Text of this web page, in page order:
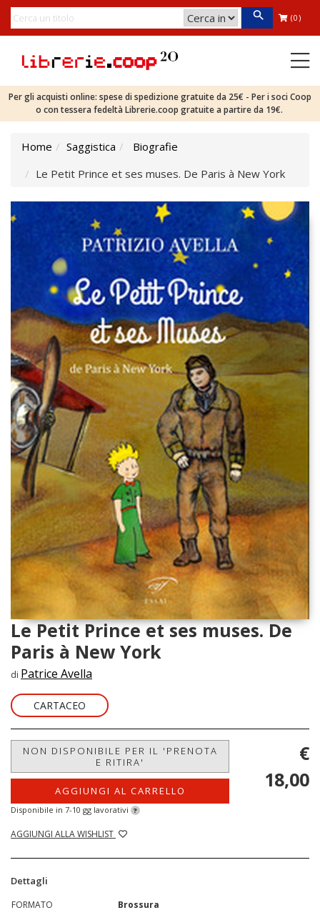
(0)
Per gli acquisti online: spese di spedizione gratuite da 25€ - Per i soci Coop
o con tessera fedeltà Librerie.coop gratuite a partire da 19€.
Home Saggistica
Biografie
Le Petit Prince et ses muses. De Paris à New York
Le Petit Prince et ses muses. De
Paris à New York
di Patrice Avella
CARTACEO
NON DISPONIBILE PER IL 'PRENOTA
E RITIRA'
AGGIUNGI AL CARRELLO
Disponibile in 7-10 gg lavorativi ?
AGGIUNGI ALLA WISHLIST
€
18,00
Dettagli
FORMATO
Brossura